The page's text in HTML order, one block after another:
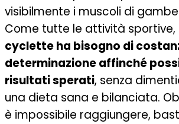
visibilmente i muscoli di
Come tutte le attività sportive,
cyclette ha bisogno di
determinazione affinché
risultati sperati, senza
una dieta sana e bilanciata.
è impossibile raggiungere,